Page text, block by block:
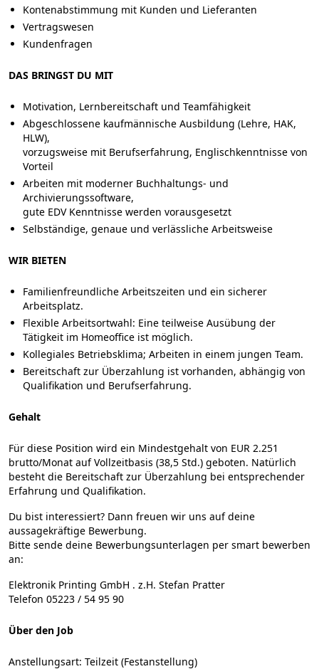
Kontenabstimmung mit Kunden und Lieferanten
Vertragswesen
Kundenfragen
DAS BRINGST DU MIT
Motivation, Lernbereitschaft und Teamfähigkeit
Abgeschlossene kaufmännische Ausbildung (Lehre, HAK,
HLW),
vorzugsweise mit Berufserfahrung, Englischkenntnisse von
Vorteil
Arbeiten mit moderner Buchhaltungs- und
Archivierungssoftware,
gute EDV Kenntnisse werden vorausgesetzt
Selbständige, genaue und verlässliche Arbeitsweise
WIR BIETEN
Familienfreundliche Arbeitszeiten und ein sicherer
Arbeitsplatz.
Flexible Arbeitsortwahl: Eine teilweise Ausübung der
Tätigkeit im Homeoffice ist möglich.
Kollegiales Betriebsklima; Arbeiten in einem jungen Team.
Bereitschaft zur Überzahlung ist vorhanden, abhängig von
Qualifikation und Berufserfahrung.
Gehalt
Für diese Position wird ein Mindestgehalt von EUR 2.251
brutto/Monat auf Vollzeitbasis (38,5 Std.) geboten. Natürlich
besteht die Bereitschaft zur Überzahlung bei entsprechender
Erfahrung und Qualifikation.
Du bist interessiert? Dann freuen wir uns auf deine
aussagekräftige Bewerbung.
Bitte sende deine Bewerbungsunterlagen per smart bewerben
an:
Elektronik Printing GmbH . z.H. Stefan Pratter
Telefon 05223 / 54 95 90
Über den Job
Anstellungsart: Teilzeit (Festanstellung)